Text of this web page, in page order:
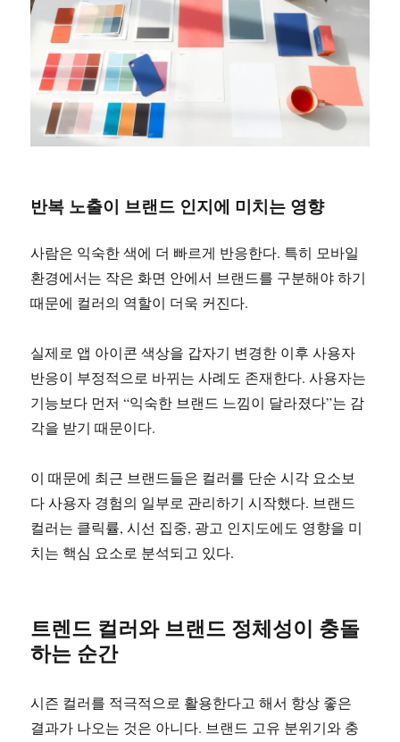
반복 노출이 브랜드 인지에 미치는 영향
사람은 익숙한 색에 더 빠르게 반응한다. 특히 모바일
환경에서는 작은 화면 안에서 브랜드를 구분해야 하기
때문에 컬러의 역할이 더욱 커진다.
실제로 앱 아이콘 색상을 갑자기 변경한 이후 사용자
반응이 부정적으로 바뀌는 사례도 존재한다. 사용자는
기능보다 먼저 “익숙한 브랜드 느낌이 달라졌다”는 감
각을 받기 때문이다.
이 때문에 최근 브랜드들은 컬러를 단순 시각 요소보
다 사용자 경험의 일부로 관리하기 시작했다. 브랜드
컬러는 클릭률, 시선 집중, 광고 인지도에도 영향을 미
치는 핵심 요소로 분석되고 있다.
트렌드 컬러와 브랜드 정체성이 충돌
하는 순간
시즌 컬러를 적극적으로 활용한다고 해서 항상 좋은
결과가 나오는 것은 아니다. 브랜드 고유 분위기와 충